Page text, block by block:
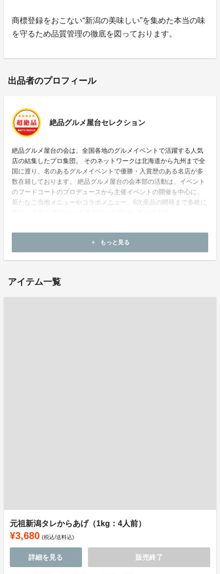
商標登録をおこない“新潟の美味しい”を集めた本当の味
を守るため品質管理の徹底を図っております。
出品者のプロフィール
絶品グルメ屋台セレクション
絶品グルメ屋台の会は、全国各地のグルメイベントで活躍する人気
店の結集したプロ集団。 そのネットワークは北海道から九州まで全
国に渡り、名のあるグルメイベントで優勝・入賞歴のある名店が多
数在籍しております。 絶品グルメ屋台の会本部の活動は、イベント
のフードコートのプロデュースから主催イベントの開催を中心に、
新たなご当地メニューやコラボメニュー、6次産品の開発まで多岐に
add もっと見る
アイテム一覧
元祖新潟タレからあげ（1kg：4人前）
¥3,680 (税込/送料込)
詳細を見る 販売終了